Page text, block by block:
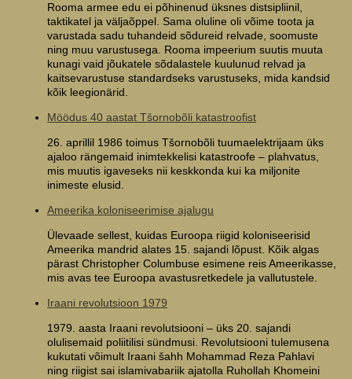
Rooma armee edu ei põhinenud üksnes distsipliinil,
taktikatel ja väljaõppel. Sama oluline oli võime toota ja
varustada sadu tuhandeid sõdureid relvade, soomuste
ning muu varustusega. Rooma impeerium suutis muuta
kunagi vaid jõukatele sõdalastele kuulunud relvad ja
kaitsevarustuse standardseks varustuseks, mida kandsid
kõik leegionärid.
Möödus 40 aastat Tšornobõli katastroofist
26. aprillil 1986 toimus Tšornobõli tuumaelektrijaam üks
ajaloo rängemaid inimtekkelisi katastroofe – plahvatus,
mis muutis igaveseks nii keskkonda kui ka miljonite
inimeste elusid.
Ameerika koloniseerimise ajalugu
Ülevaade sellest, kuidas Euroopa riigid koloniseerisid
Ameerika mandrid alates 15. sajandi lõpust. Kõik algas
pärast Christopher Columbuse esimene reis Ameerikasse,
mis avas tee Euroopa avastusretkedele ja vallutustele.
Iraani revolutsioon 1979
1979. aasta Iraani revolutsiooni – üks 20. sajandi
olulisemaid poliitilisi sündmusi. Revolutsiooni tulemusena
kukutati võimult Iraani šahh Mohammad Reza Pahlavi
ning riigist sai islamivabariik ajatolla Ruhollah Khomeini